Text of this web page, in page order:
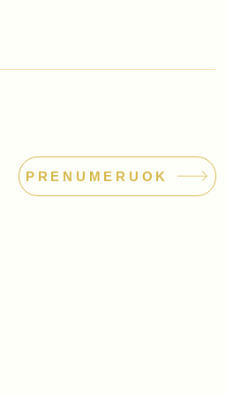
PRENUMERUOK